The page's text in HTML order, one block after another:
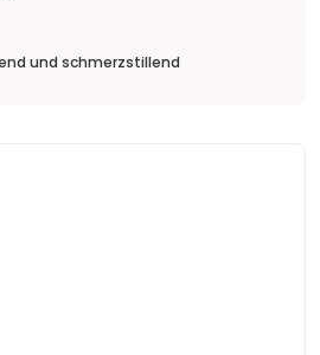
und schmerzstillend